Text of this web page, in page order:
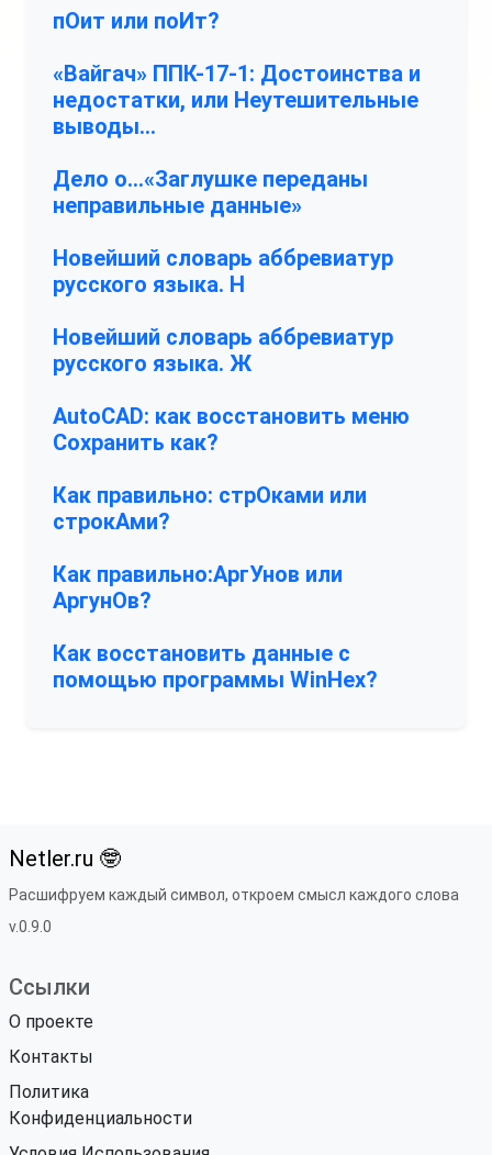
пОит или поИт?
«Вайгач» ППК-17-1: Достоинства и
недостатки, или Неутешительные
выводы…
Дело о…«Заглушке переданы
неправильные данные»
Новейший словарь аббревиатур
русского языка. Н
Новейший словарь аббревиатур
русского языка. Ж
AutoCAD: как восстановить меню
Сохранить как?
Как правильно: стрОками или
строкАми?
Как правильно:АргУнов или
АргунОв?
Как восстановить данные с
помощью программы WinHex?
Netler.ru 🤓
Расшифруем каждый символ, откроем смысл каждого слова
v.0.9.0
Ссылки
О проекте
Контакты
Политика
Конфиденциальности